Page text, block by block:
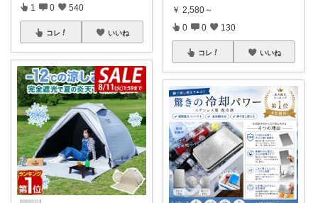
1 0 540
コレ いいね
￥ 2,580～
0 0 130
コレ いいね